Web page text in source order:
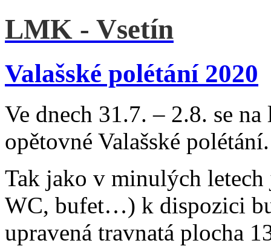
LMK - Vsetín
Valašské polétání 2020
Ve dnech 31.7. – 2.8. se
opětovné Valašské polétání.
Tak jako v minulých letech
WC, bufet…) k dispozici
upravená travnatá plocha